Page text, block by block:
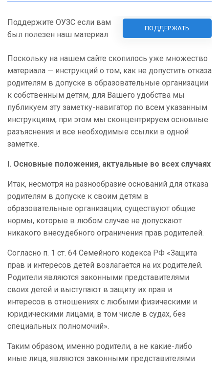
Поддержите ОУЗС если вам
был полезен наш материал
ПОДДЕРЖАТЬ
Поскольку на нашем сайте скопилось уже множество
материала — инструкций о том, как не допустить отказа
родителям в допуске в образовательные организации
к собственным детям, для Вашего удобства мы
публикуем эту заметку-навигатор по всем указанным
инструкциям, при этом мы сконцентрируем основные
разъяснения и все необходимые ссылки в одной
заметке.
I. Основные положения, актуальные во всех случаях
Итак, несмотря на разнообразие оснований для отказа
родителям в допуске к своим детям в
образовательные организации, существуют общие
нормы, которые в любом случае не допускают
никакого внесудебного ограничения прав родителей.
Согласно п. 1 ст. 64 Семейного кодекса РФ «Защита
прав и интересов детей возлагается на их родителей.
Родители являются законными представителями
своих детей и выступают в защиту их прав и
интересов в отношениях с любыми физическими и
юридическими лицами, в том числе в судах, без
специальных полномочий».
Таким образом, именно родители, а не какие-либо
иные лица, являются законными представителями